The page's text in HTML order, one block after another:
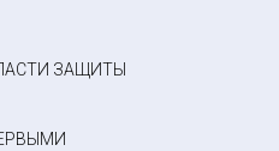
ЗАЩИТЫ